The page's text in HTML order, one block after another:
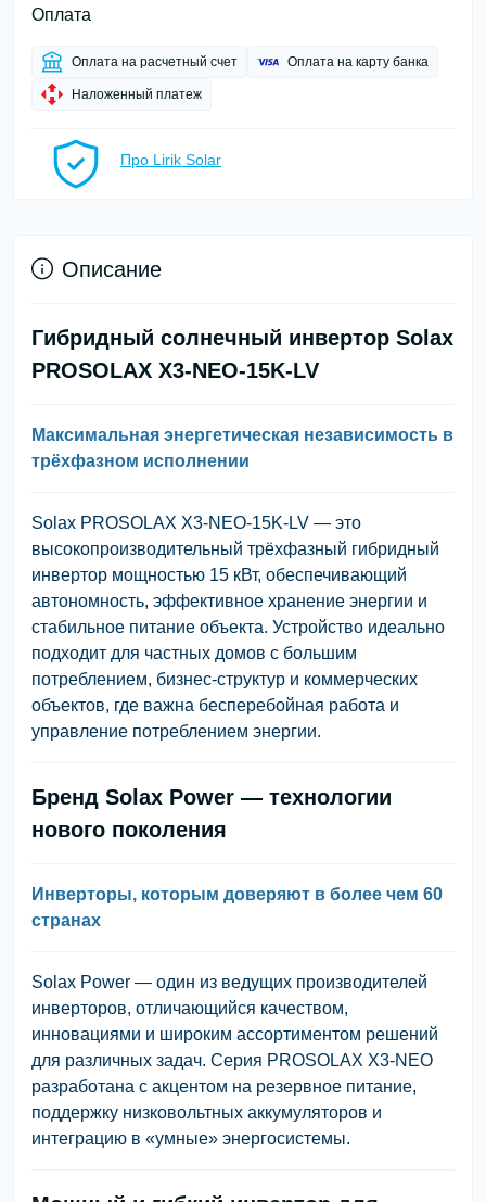
Оплата
Оплата на расчетный счет Оплата на карту банка
Наложенный платеж
Про Lirik Solar
Описание
Гибридный солнечный инвертор Solax
PROSOLAX X3-NEO-15K-LV
Максимальная энергетическая независимость в
трёхфазном исполнении
Solax PROSOLAX X3-NEO-15K-LV — это
высокопроизводительный трёхфазный гибридный
инвертор мощностью 15 кВт, обеспечивающий
автономность, эффективное хранение энергии и
стабильное питание объекта. Устройство идеально
подходит для частных домов с большим
потреблением, бизнес-структур и коммерческих
объектов, где важна бесперебойная работа и
управление потреблением энергии.
Бренд Solax Power — технологии
нового поколения
Инверторы, которым доверяют в более чем 60
странах
Solax Power — один из ведущих производителей
инверторов, отличающийся качеством,
инновациями и широким ассортиментом решений
для различных задач. Серия PROSOLAX X3-NEO
разработана с акцентом на резервное питание,
поддержку низковольтных аккумуляторов и
интеграцию в «умные» энергосистемы.